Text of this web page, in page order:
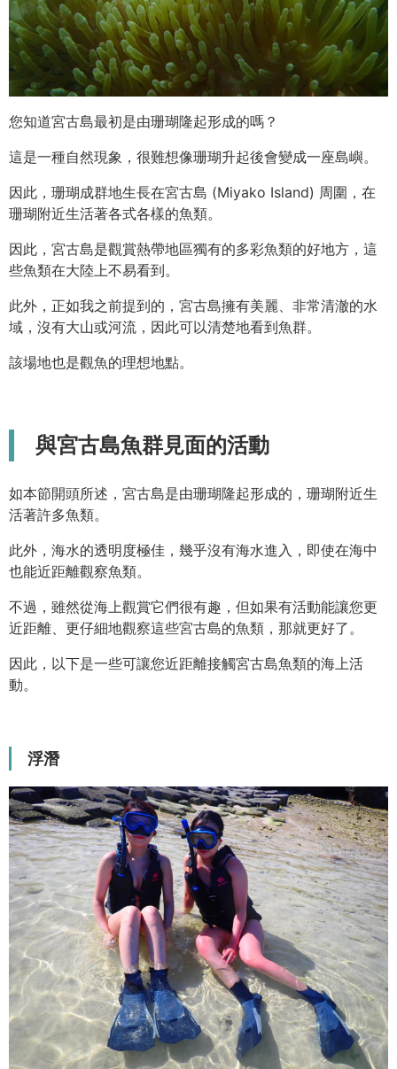
您知道宮古島最初是由珊瑚隆起形成的嗎？
這是一種自然現象，很難想像珊瑚升起後會變成一座島嶼。
因此，珊瑚成群地生長在宮古島 (Miyako Island) 周圍，在
珊瑚附近生活著各式各樣的魚類。
因此，宮古島是觀賞熱帶地區獨有的多彩魚類的好地方，這
些魚類在大陸上不易看到。
此外，正如我之前提到的，宮古島擁有美麗、非常清澈的水
域，沒有大山或河流，因此可以清楚地看到魚群。
該場地也是觀魚的理想地點。
與宮古島魚群見面的活動
如本節開頭所述，宮古島是由珊瑚隆起形成的，珊瑚附近生
活著許多魚類。
此外，海水的透明度極佳，幾乎沒有海水進入，即使在海中
也能近距離觀察魚類。
不過，雖然從海上觀賞它們很有趣，但如果有活動能讓您更
近距離、更仔細地觀察這些宮古島的魚類，那就更好了。
因此，以下是一些可讓您近距離接觸宮古島魚類的海上活
動。
浮潛